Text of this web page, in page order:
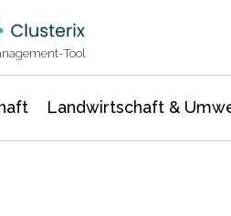
Tool
Landwirtschaft &